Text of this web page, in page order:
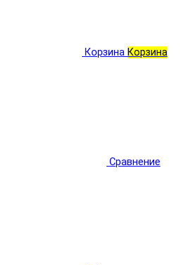
Корзина Корзина
Сравнение